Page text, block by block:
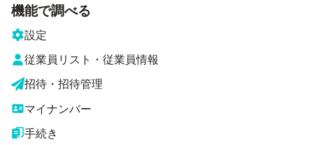
機能で調べる
設定
従業員リスト・従業員情報
招待・招待管理
マイナンバー
手続き